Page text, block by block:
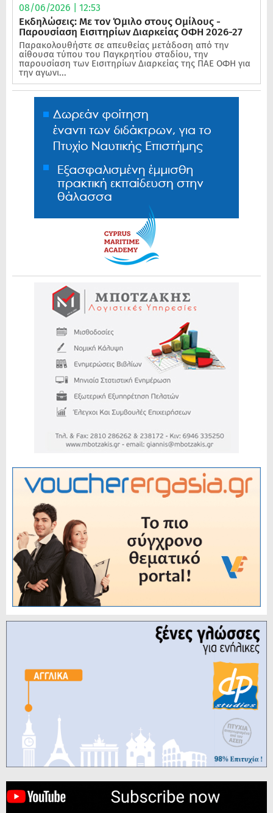
08/06/2026 | 12:53
Εκδηλώσεις: Με τον Όμιλο στους Ομίλους -
Παρουσίαση Εισιτηρίων Διαρκείας ΟΦΗ 2026-27
Παρακολουθήστε σε απευθείας μετάδοση από την
αίθουσα τύπου του Παγκρητίου σταδίου, την
παρουσίαση των Εισιτηρίων Διαρκείας της ΠΑΕ ΟΦΗ για
την αγωνι...